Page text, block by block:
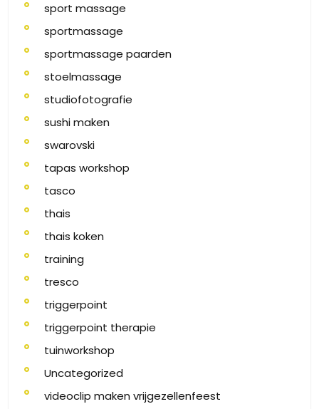
sport massage
sportmassage
sportmassage paarden
stoelmassage
studiofotografie
sushi maken
swarovski
tapas workshop
tasco
thais
thais koken
training
tresco
triggerpoint
triggerpoint therapie
tuinworkshop
Uncategorized
videoclip maken vrijgezellenfeest